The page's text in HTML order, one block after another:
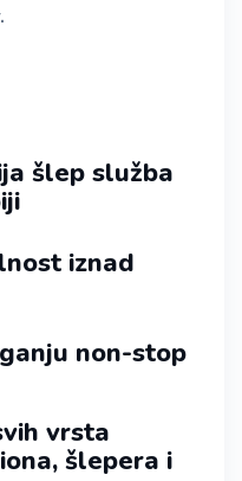
šlep služba
iznad
non-stop
vrsta
šlepera i